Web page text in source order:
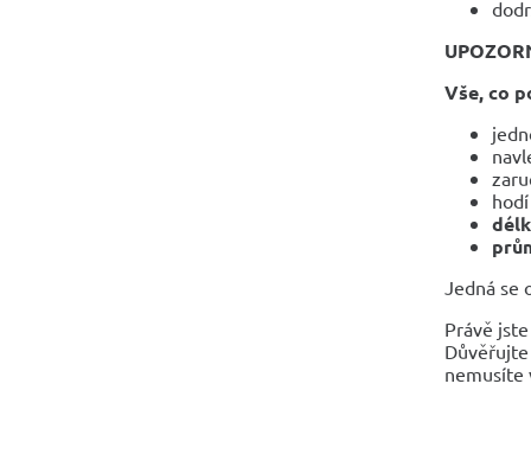
Vše, co
Jedná
Právě
nemusíte